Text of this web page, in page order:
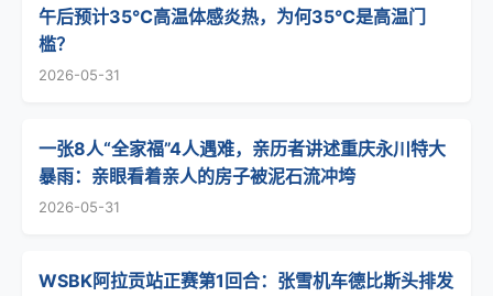
午后预计35℃高温体感炎热，为何35℃是高温门
槛？
2026-05-31
一张8人“全家福”4人遇难，亲历者讲述重庆永川特大
暴雨：亲眼看着亲人的房子被泥石流冲垮
2026-05-31
WSBK阿拉贡站正赛第1回合：张雪机车德比斯头排发